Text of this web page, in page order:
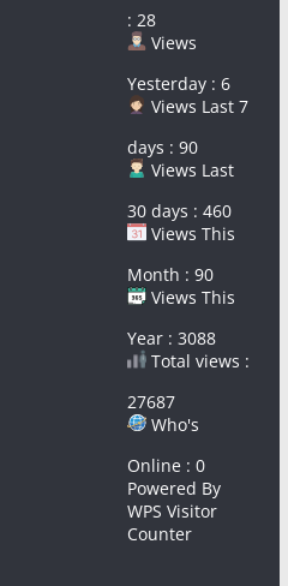
: 28
Views
Yesterday : 6
Views Last 7
days : 90
Views Last
30 days : 460
Views This
Month : 90
Views This
Year : 3088
Total views :
27687
Who's
Online : 0
Powered By
WPS Visitor
Counter